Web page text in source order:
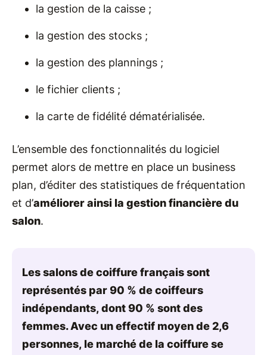
la gestion de la caisse ;
la gestion des stocks ;
la gestion des plannings ;
le fichier clients ;
la carte de fidélité dématérialisée.
L’ensemble des fonctionnalités du logiciel
permet alors de mettre en place un business
plan, d’éditer des statistiques de fréquentation
et d’améliorer ainsi la gestion financière du
salon.
Les salons de coiffure français sont
représentés par 90 % de coiffeurs
indépendants, dont 90 % sont des
femmes. Avec un effectif moyen de 2,6
personnes, le marché de la coiffure se